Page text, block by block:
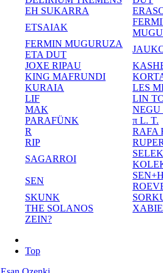
EH SUKARRA
ETSAIAK
FERMIN MUGURUZA
ETA DUT
JOXE RIPAU
KING MAFRUNDI
KURAIA
LES
LIF
LIN
MAK
NEGU
PARAFÜNK
π L. T.
R
RAFA
RIP
SAGARROI
SEN
SKUNK
THE SOLANOS
ZEIN?
Top